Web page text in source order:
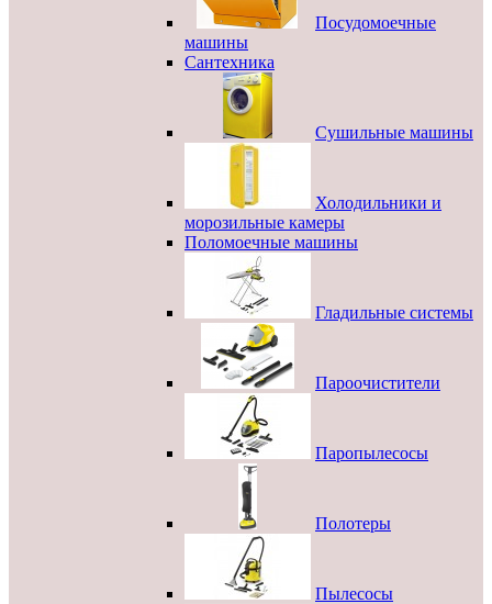
Посудомоечные
машины
Сантехника
Сушильные машины
Холодильники и
морозильные камеры
Поломоечные машины
Гладильные системы
Пароочистители
Паропылесосы
Полотеры
Пылесосы